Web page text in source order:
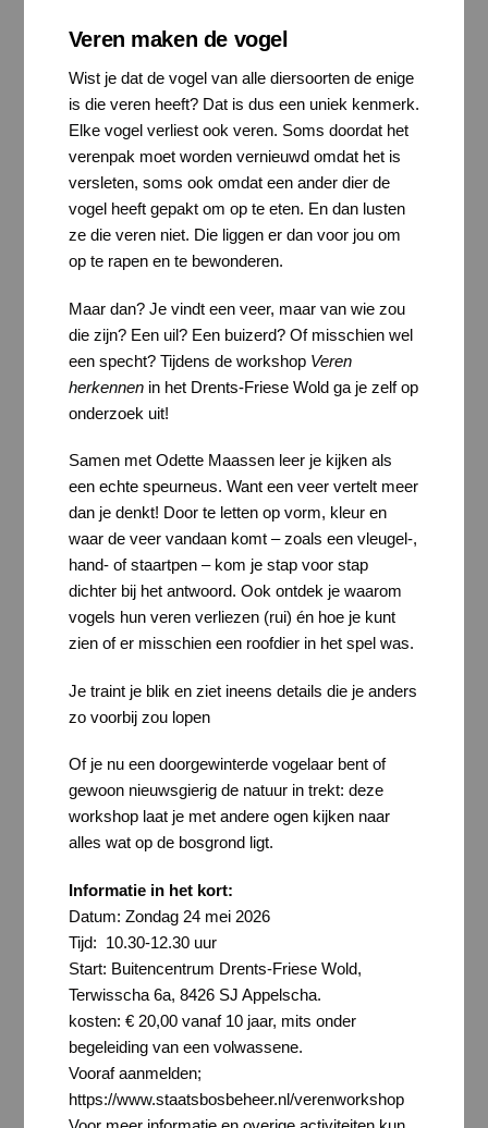
Veren maken de vogel
Wist je dat de vogel van alle diersoorten de enige
is die veren heeft? Dat is dus een uniek kenmerk.
Elke vogel verliest ook veren. Soms doordat het
verenpak moet worden vernieuwd omdat het is
versleten, soms ook omdat een ander dier de
vogel heeft gepakt om op te eten. En dan lusten
ze die veren niet. Die liggen er dan voor jou om
op te rapen en te bewonderen.
Maar dan? Je vindt een veer, maar van wie zou
die zijn? Een uil? Een buizerd? Of misschien wel
een specht? Tijdens de workshop Veren
herkennenin het Drents-Friese Wold ga je zelf op
onderzoek uit!
Samen met Odette Maassen leer je kijken als
een echte speurneus. Want een veer vertelt meer
dan je denkt! Door te letten op vorm, kleur en
waar de veer vandaan komt – zoals een vleugel-,
hand- of staartpen – kom je stap voor stap
dichter bij het antwoord. Ook ontdek je waarom
vogels hun veren verliezen (rui) én hoe je kunt
zien of er misschien een roofdier in het spel was.
Je traint je blik en ziet ineens details die je anders
zo voorbij zou lopen
Of je nu een doorgewinterde vogelaar bent of
gewoon nieuwsgierig de natuur in trekt: deze
workshop laat je met andere ogen kijken naar
alles wat op de bosgrond ligt.
Informatie in het kort:
Datum: Zondag 24 mei 2026
Tijd: 10.30-12.30 uur
Start: Buitencentrum Drents-Friese Wold,
Terwisscha 6a, 8426 SJ Appelscha.
kosten: € 20,00 vanaf 10 jaar, mits onder
begeleiding van een volwassene.
Vooraf aanmelden;
https://www.staatsbosbeheer.nl/verenworkshop